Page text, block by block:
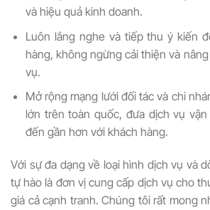
và hiệu quả kinh doanh.
Luôn lắng nghe và tiếp thu ý kiến
hàng, không ngừng cải thiện và
vụ.
Mở rộng mạng lưới đối tác và chi
lớn trên toàn quốc, đưa dịch vụ
đến gần hơn với khách hàng.
Với sự đa dạng về loại hình dịch vụ và
tự hào là đơn vị cung cấp dịch vụ cho
giá cả cạnh tranh. Chúng tôi rất mong